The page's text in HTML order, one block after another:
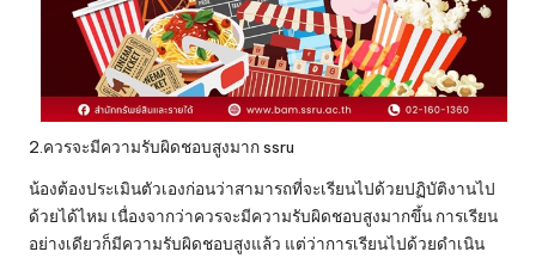
2.ควรจะมีความรับผิดชอบสูงมาก ssru
น้องต้องประเมินตัวเองก่อนว่าสามารถที่จะเรียนไปด้วยปฏิบัติงานไป
ด้วยได้ไหม เนื่องจากว่าควรจะมีความรับผิดชอบสูงมากขึ้น การเรียน
อย่างเดียวก็มีความรับผิดชอบสูงแล้ว แต่ว่าการเรียนไปด้วยดำเนิน